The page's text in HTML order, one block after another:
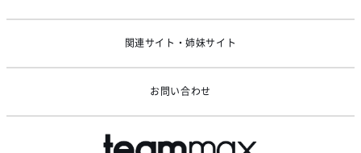
関連サイト・姉妹サイト
お問い合わせ